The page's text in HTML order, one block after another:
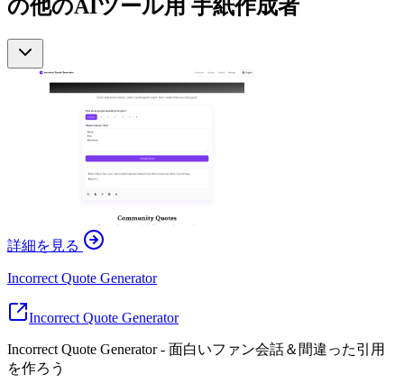
の他のAIツール用 手紙作成者
詳細を見る
Incorrect Quote Generator
Incorrect Quote Generator
Incorrect Quote Generator - 面白いファン会話＆間違った引用
を作ろう